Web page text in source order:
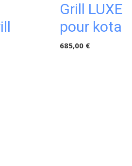
Grill LUXE
pour kota
685,00 €